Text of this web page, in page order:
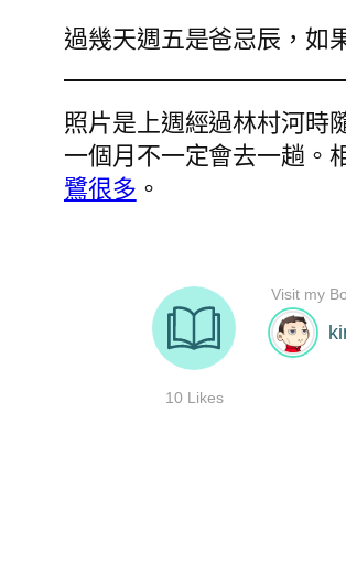
過幾天週五是爸忌辰，如
照片是上週經過林村河時
一個月不一定會去一趟。
鷺很多 。